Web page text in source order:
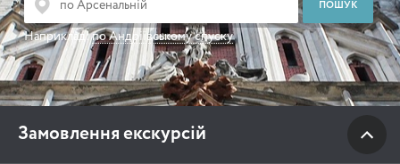
Наприклад:по Андріївському спуску
Замовлення екскурсій
+380 68 121-44-58
tour@interesniy.kiev.ua
з 10.00 до 19:30 щоденно